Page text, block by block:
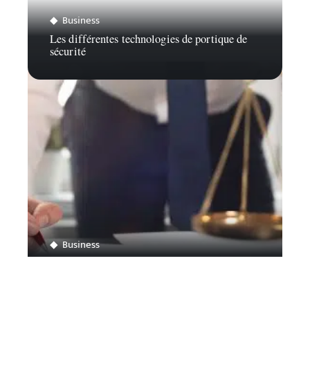
Business
Les différentes technologies de portique de
sécurité
Business